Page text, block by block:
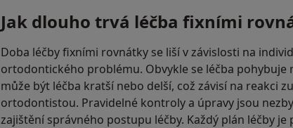
Jak dlouho trvá léčba fixními
Doba léčby fixními rovnátky se liší v závislosti na
ortodontického problému. Obvykle se léčba
může být léčba kratší nebo delší, což závisí na reakci
ortodontistou. Pravidelné kontroly a úpravy jsou
zajištění správného postupu léčby. Každý plán léčby